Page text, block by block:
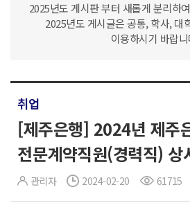
2025년도 게시판 부터 새롭게 분리하
2025년도 게시글은 공통, 학사, 대
이용하시기 바랍
취업
[제주은행] 2024년 제주
전문계약직원(경력직) 상
관리자 2024-02-20 61715